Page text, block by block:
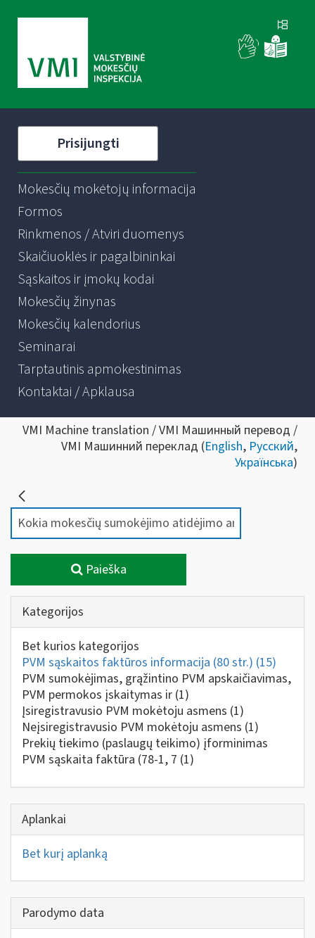
Prisijungti
Mokesčių mokėtojų informacija
Formos
Rinkmenos / Atviri duomenys
Skaičiuoklės ir pagalbininkai
Sąskaitos ir įmokų kodai
Mokesčių žinynas
Mokesčių kalendorius
Seminarai
Tarptautinis apmokestinimas
Kontaktai / Apklausa
VMI Machine translation / VMI Машинный перевод /
VMI Машинний переклад (English, Русский,
Українська)
Paieška
Kategorijos
Bet kurios kategorijos
PVM sąskaitos faktūros informacija (80 str.) (15)
PVM sumokėjimas, grąžintino PVM apskaičiavimas,
PVM permokos įskaitymas ir (1)
Įsiregistravusio PVM mokėtoju asmens (1)
Neįsiregistravusio PVM mokėtoju asmens (1)
Prekių tiekimo (paslaugų teikimo) įforminimas
PVM sąskaita faktūra (78-1, 7 (1)
Aplankai
Bet kurį aplanką
Parodymo data